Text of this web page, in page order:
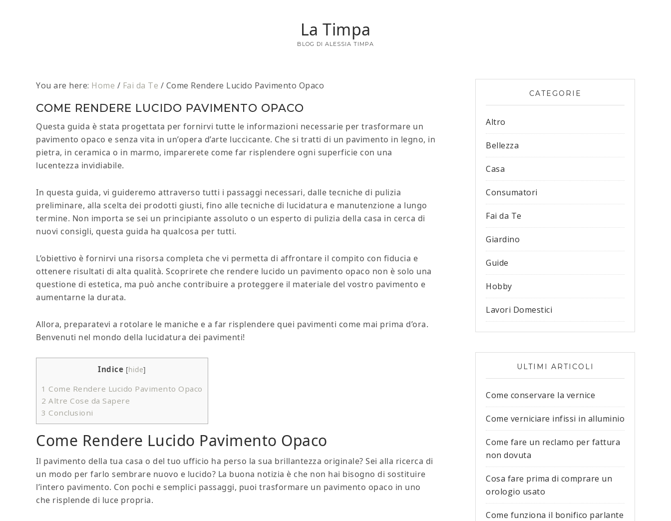
La Timpa
BLOG DI ALESSIA TIMPA
You are here: Home / Fai da Te / Come Rendere Lucido Pavimento Opaco
COME RENDERE LUCIDO PAVIMENTO OPACO
Questa guida è stata progettata per fornirvi tutte le informazioni necessarie per trasformare un
pavimento opaco e senza vita in un’opera d’arte luccicante. Che si tratti di un pavimento in legno, in
pietra, in ceramica o in marmo, imparerete come far risplendere ogni superficie con una
lucentezza invidiabile.
In questa guida, vi guideremo attraverso tutti i passaggi necessari, dalle tecniche di pulizia
preliminare, alla scelta dei prodotti giusti, fino alle tecniche di lucidatura e manutenzione a lungo
termine. Non importa se sei un principiante assoluto o un esperto di pulizia della casa in cerca di
nuovi consigli, questa guida ha qualcosa per tutti.
L’obiettivo è fornirvi una risorsa completa che vi permetta di affrontare il compito con fiducia e
ottenere risultati di alta qualità. Scoprirete che rendere lucido un pavimento opaco non è solo una
questione di estetica, ma può anche contribuire a proteggere il materiale del vostro pavimento e
aumentarne la durata.
Allora, preparatevi a rotolare le maniche e a far risplendere quei pavimenti come mai prima d’ora.
Benvenuti nel mondo della lucidatura dei pavimenti!
Indice [hide]
1 Come Rendere Lucido Pavimento Opaco
2 Altre Cose da Sapere
3 Conclusioni
Come Rendere Lucido Pavimento Opaco
Il pavimento della tua casa o del tuo ufficio ha perso la sua brillantezza originale? Sei alla ricerca di
un modo per farlo sembrare nuovo e lucido? La buona notizia è che non hai bisogno di sostituire
l’intero pavimento. Con pochi e semplici passaggi, puoi trasformare un pavimento opaco in uno
che risplende di luce propria.
CATEGORIE
Altro
Bellezza
Casa
Consumatori
Fai da Te
Giardino
Guide
Hobby
Lavori Domestici
ULTIMI ARTICOLI
Come conservare la vernice
Come verniciare infissi in alluminio
Come fare un reclamo per fattura
non dovuta
Cosa fare prima di comprare un
orologio usato
Come funziona il bonifico parlante